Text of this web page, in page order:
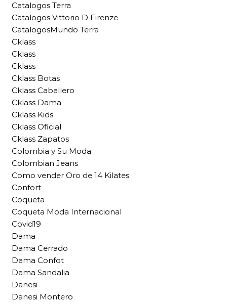
Catalogos Terra
Catalogos Vittorio D Firenze
CatalogosMundo Terra
Cklass
Cklass
Cklass
Cklass Botas
Cklass Caballero
Cklass Dama
Cklass Kids
Cklass Oficial
Cklass Zapatos
Colombia y Su Moda
Colombian Jeans
Como vender Oro de 14 Kilates
Confort
Coqueta
Coqueta Moda Internacional
Covid19
Dama
Dama Cerrado
Dama Confot
Dama Sandalia
Danesi
Danesi Montero